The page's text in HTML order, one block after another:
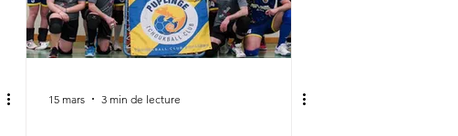
15 mars 3 min de lecture